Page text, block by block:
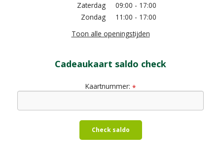
Zaterdag
09:00 - 17:00
Zondag
11:00 - 17:00
Toon alle openingstijden
Cadeaukaart saldo check
Kaartnummer: *
Check saldo